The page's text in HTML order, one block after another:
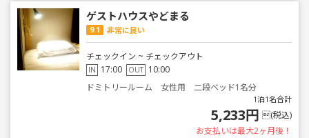
ゲストハウスやどまる
9.1 非常に良い
チェックイン ~ チェックアウト
IN 17:00 OUT 10:00
ドミトリールーム 女性用 二段ベッド1名分
1泊1名合計
5,233円 (税込)
お支払いは最大2ヶ月後！